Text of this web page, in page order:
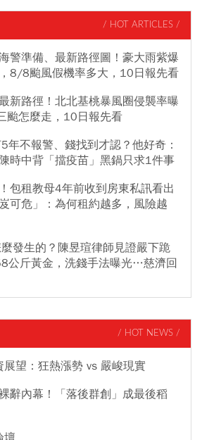
/ HOT ARTICLES /
警準備、最新路徑圖！豪大雨紫爆
8/8颱風假機率多大，10日報先看
新路徑！北北基桃暴風圈侵襲率曝
颱怎麼走，10日報先看
年不報警、錢找到才認？他好奇：
時中背「擋疫苗」黑鍋只求1件事
包租教母4年前收到房東私訊看出
可危」：為何租約越多，風險越
發生的？陳昱瑄律師見證嚴下跪
公斤黃金，洗錢手法曝光…慈濟回
/ HOT NEWS /
望：狂熱漲勢 vs 嚴峻現實
辭內幕！「落後群創」成最後稻